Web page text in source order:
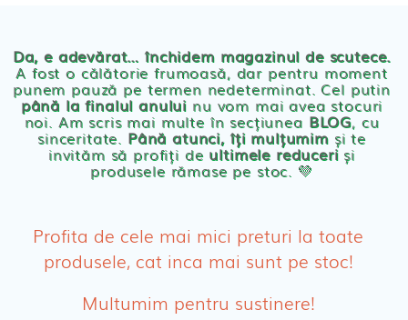
Servetele umede ecologice
Cosmetice BEBE
Olita Bio Naty
PRODUSE FEMEI
Absorbante Post-Natale
Absorbante Incontinenta Urinara
Da, e adevărat… închidem magazinul de scutece.
A fost o călătorie frumoasă, dar pentru moment
punem pauză pe termen nedeterminat. Cel putin
până la finalul anului nu vom mai avea stocuri
noi. Am scris mai multe în secțiunea BLOG, cu
sinceritate. Până atunci, îți mulțumimși te
invităm să profiți de ultimele reduceriși
produsele rămase pe stoc. 💛
Profita de cele mai mici preturi la toate
produsele, cat inca mai sunt pe stoc!
Multumim pentru sustinere!